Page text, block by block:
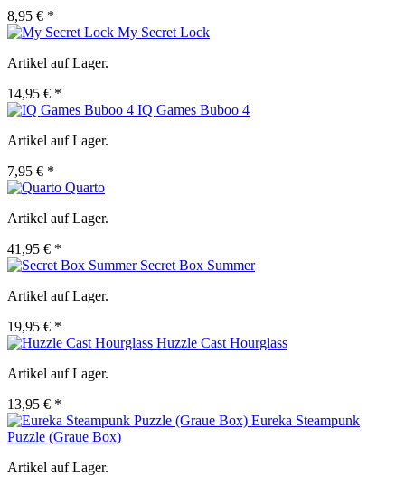
8,95 € *
My Secret Lock
Artikel auf Lager.
14,95 € *
IQ Games Buboo 4
Artikel auf Lager.
7,95 € *
Quarto
Artikel auf Lager.
41,95 € *
Secret Box Summer
Artikel auf Lager.
19,95 € *
Huzzle Cast Hourglass
Artikel auf Lager.
13,95 € *
Eureka Steampunk
Puzzle (Graue Box)
Artikel auf Lager.